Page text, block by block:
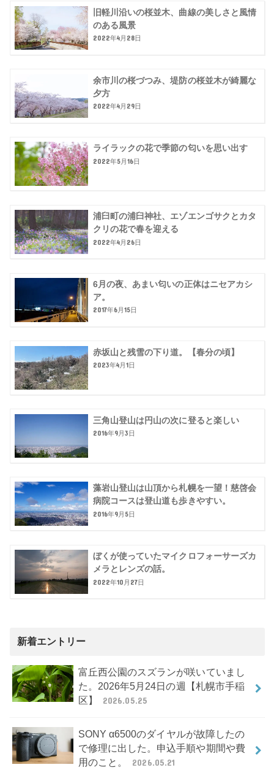
旧軽川沿いの桜並木、曲線の美しさと風情
のある風景
2022年4月28日
余市川の桜づつみ、堤防の桜並木が綺麗な
夕方
2022年4月29日
ライラックの花で季節の匂いを思い出す
2022年5月16日
浦臼町の浦臼神社、エゾエンゴサクとカタ
クリの花で春を迎える
2022年4月26日
6月の夜、あまい匂いの正体はニセアカシ
ア。
2017年6月15日
赤坂山と残雪の下り道。【春分の頃】
2023年4月1日
三角山登山は円山の次に登ると楽しい
2016年9月3日
藻岩山登山は山頂から札幌を一望！慈啓会
病院コースは登山道も歩きやすい。
2016年9月5日
ぼくが使っていたマイクロフォーサーズカ
メラとレンズの話。
2022年10月27日
新着エントリー
富丘西公園のスズランが咲いていまし
た。2026年5月24日の週【札幌市手稲
区】
2026.05.25
SONY α6500のダイヤルが故障したの
で修理に出した。申込手順や期間や費
用のこと。
2026.05.21